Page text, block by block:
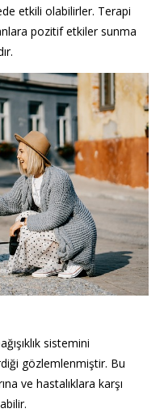
etkili olabilirler. Terapi
pozitif etkiler sunma
sistemini
gözlemlenmiştir. Bu
ve hastalıklara karşı